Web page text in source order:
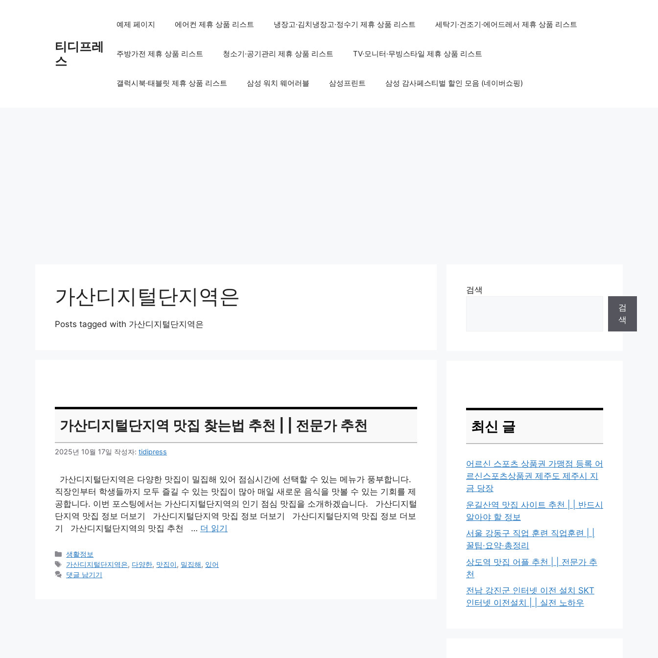
티디프레
스
예제 페이지 에어컨 제휴 상품 리스트 냉장고·김치냉장고·정수기 제휴 상품 리스트 세탁기·건조기·에어드레서 제휴 상품 리스트
주방가전 제휴 상품 리스트 청소기·공기관리 제휴 상품 리스트 TV·모니터·무빙스타일 제휴 상품 리스트
갤럭시북·태블릿 제휴 상품 리스트 삼성 워치 웨어러블 삼성프린트 삼성 감사페스티벌 할인 모음 (네이버쇼핑)
가산디지털단지역은
Posts tagged with 가산디지털단지역은
가산디지털단지역 맛집 찾는법 추천 | | 전문가 추천
2025년 10월 17일 작성자: tidipress
가산디지털단지역은 다양한 맛집이 밀집해 있어 점심시간에 선택할 수 있는 메뉴가 풍부합니다.
직장인부터 학생들까지 모두 즐길 수 있는 맛집이 많아 매일 새로운 음식을 맛볼 수 있는 기회를 제
공합니다. 이번 포스팅에서는 가산디지털단지역의 인기 점심 맛집을 소개하겠습니다. 가산디지털
단지역 맛집 정보 더보기 가산디지털단지역 맛집 정보 더보기 가산디지털단지역 맛집 정보 더보
기 가산디지털단지역의 맛집 추천 … 더 읽기
카
테
고
생활정보
태
그
가산디지털단지역은, 다양한, 맛집이, 밀집해, 있어
댓글 남기기
검색
검
색
최신 글
어르신 스포츠 상품권 가맹점 등록 어
르신스포츠상품권 제주도 제주시 지
금 당장
운길산역 맛집 사이트 추천 | | 반드시
알아야 할 정보
서울 강동구 직업 훈련 직업훈련 | |
꿀팁·요약·총정리
상도역 맛집 어플 추천 | | 전문가 추
천
전남 강진군 인터넷 이전 설치 SKT
인터넷 이전설치 | | 실전 노하우